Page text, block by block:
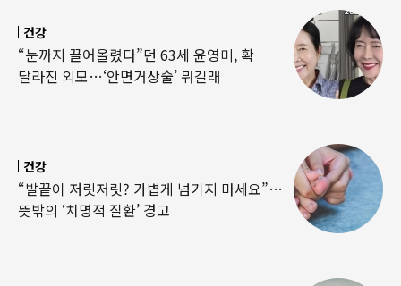
건강
“눈까지 끌어올렸다”던 63세 윤영미, 확
달라진 외모…‘안면거상술’ 뭐길래
건강
“발끝이 저릿저릿? 가볍게 넘기지 마세요”…
뜻밖의 ‘치명적 질환’ 경고